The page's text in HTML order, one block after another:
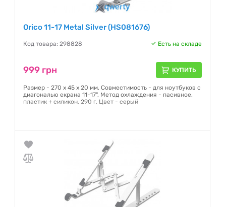
Orico 11-17 Metal Silver (HS081676)
Код товара: 298828 Есть на складе
999 грн КУПИТЬ
Размер - 270 х 45 х 20 мм, Совместимость - для ноутбуков с
диагональю екрана 11-17", Метод охлаждения - пасивное,
пластик + силикон, 290 г, Цвет - серый